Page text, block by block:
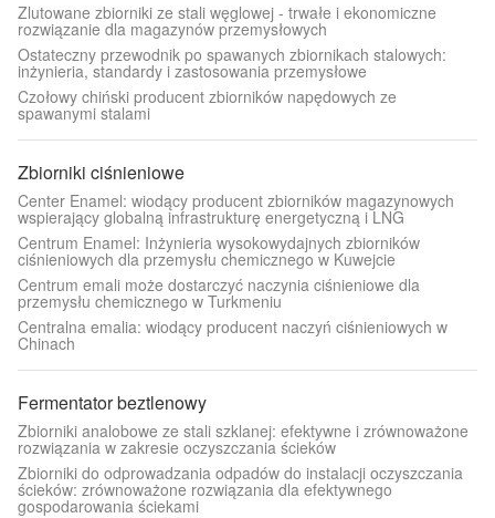
Zlutowane zbiorniki ze stali węglowej - trwałe i ekonomiczne
rozwiązanie dla magazynów przemysłowych
Ostateczny przewodnik po spawanych zbiornikach stalowych:
inżynieria, standardy i zastosowania przemysłowe
Czołowy chiński producent zbiorników napędowych ze
spawanymi stalami
Zbiorniki ciśnieniowe
Center Enamel: wiodący producent zbiorników magazynowych
wspierający globalną infrastrukturę energetyczną i LNG
Centrum Enamel: Inżynieria wysokowydajnych zbiorników
ciśnieniowych dla przemysłu chemicznego w Kuwejcie
Centrum emali może dostarczyć naczynia ciśnieniowe dla
przemysłu chemicznego w Turkmeniu
Centralna emalia: wiodący producent naczyń ciśnieniowych w
Chinach
Fermentator beztlenowy
Zbiorniki analobowe ze stali szklanej: efektywne i zrównoważone
rozwiązania w zakresie oczyszczania ścieków
Zbiorniki do odprowadzania odpadów do instalacji oczyszczania
ścieków: zrównoważone rozwiązania dla efektywnego
gospodarowania ściekami